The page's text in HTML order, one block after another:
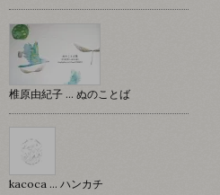
椎原由紀子 ... ぬのことば
kacoca ... ハンカチ